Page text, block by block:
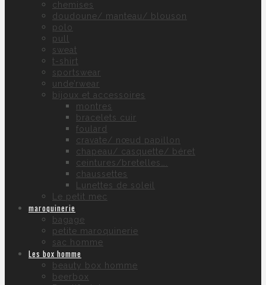
chemises
doudoune/ manteau/ blouson
polo
pull
sweat
t-shirt
sportswear
unde’rwear
bijoux et accessoires
montres
bracelets cuir
foulard
cravate/ nœud papillon
chapeau/ casquette/ béret
ceintures/bretelles….
chaussettes
Lunettes de soleil
Le petit mec
maroquinerie
bagage
petite maroquinerie
sac homme
Les box homme
beauty box homme
beerbox